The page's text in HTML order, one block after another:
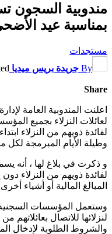
مندوبية السجون
بمناسبة عيد
مستجدات
By جريدة بريس ميديا
Share
اعلنت المندوبية العامة
لعائلات النزلاء بجميع
لفائدة ذويهم من النزلاء
وطيلة الأيام المبرمجة
و ذكرت في بلاغ لها ، أنه
لفائدة ذويهم من النزلاء دون
المبالغ المالية أو أشياء
وستعمل المؤسسات السجنية
لنزلائها للاتصال بعائلاتهم
والشروط الطلوبة لإدخال